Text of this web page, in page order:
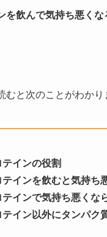
を飲んで気持ち悪くな
むと次のことがわかり
テインの役割
テインを飲むと気持ち
テインで気持ち悪くな
テイン以外にタンパク